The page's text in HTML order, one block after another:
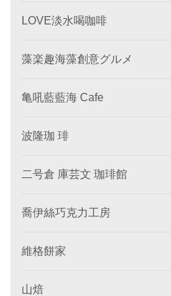
LOVE淡水喝咖啡
藻楽趣海藻創意グルメ
亀吼藍藍海 Cafe
波隆珈 琲
二号倉 庫芸文 珈琲館
喬伊絲巧克力工房
維格餅家
山焙